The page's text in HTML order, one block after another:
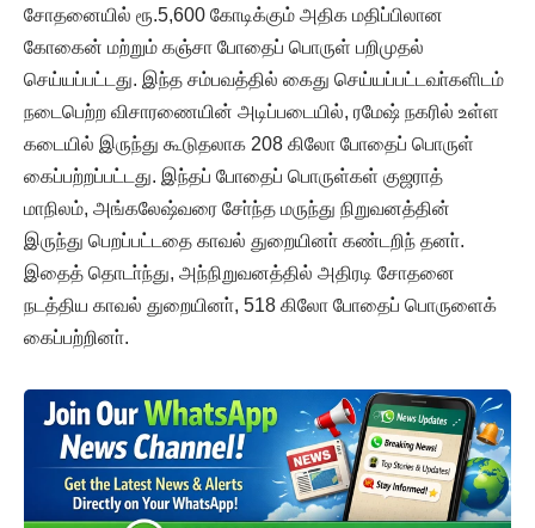
சோதனையில் ரூ.5,600 கோடிக்கும் அதிக மதிப்பிலான
கோகைன் மற்றும் கஞ்சா போதைப் பொருள் பறிமுதல்
செய்யப்பட்டது. இந்த சம்பவத்தில் கைது செய்யப்பட்டவா்களிடம்
நடைபெற்ற விசாரணையின் அடிப்படையில், ரமேஷ் நகரில் உள்ள
கடையில் இருந்து கூடுதலாக 208 கிலோ போதைப் பொருள்
கைப்பற்றப்பட்டது. இந்தப் போதைப் பொருள்கள் குஜராத்
மாநிலம், அங்கலேஷ்வரை சோ்ந்த மருந்து நிறுவனத்தின்
இருந்து பெறப்பட்டதை காவல் துறையினா் கண்டறிந் தனா்.
இதைத் தொடா்ந்து, அந்நிறுவனத்தில் அதிரடி சோதனை
நடத்திய காவல் துறையினா், 518 கிலோ போதைப் பொருளைக்
கைப்பற்றினா்.